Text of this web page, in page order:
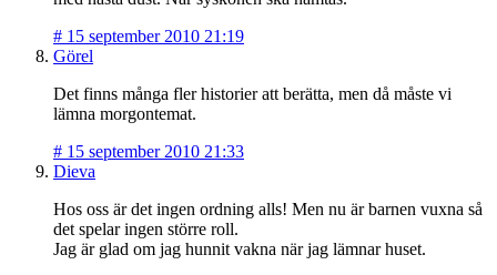
# 15 september 2010 21:19
Görel
Det finns många fler historier att berätta, men då måste vi
lämna morgontemat.
# 15 september 2010 21:33
Dieva
Hos oss är det ingen ordning alls! Men nu är barnen vuxna så
det spelar ingen större roll.
Jag är glad om jag hunnit vakna när jag lämnar huset.